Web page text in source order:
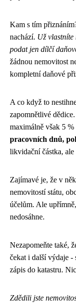
Kam s tím
nachází. Už vlastníte
podat jen dílčí
žádnou nemovitost
kompletní daňové
A co když to
zapomnětlivé
maximálně však 5
pracovních dnů,
likvidační částka,
Zajímavé je, že v
nemovitostí státu,
účelům. Ale
nedosáhne.
Nezapomeňte také,
čekat i další výdaje -
zápis do katastru.
Zdědili jste